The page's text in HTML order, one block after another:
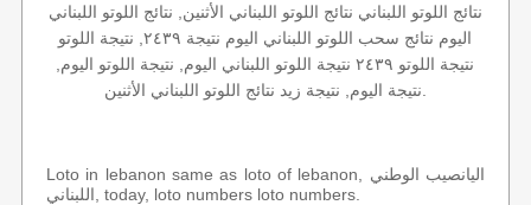
نتائج اللوتو اللبناني نتائج اللوتو اللبناني الأثنين, نتائج اللوتو اللبناني
اليوم نتائج سحب اللوتو اللبناني اليوم نتيجة ٢٤٣٩, نتيجة اللوتو
نتيجة اللوتو ٢٤٣٩ نتيجة اللوتو اللبناني اليوم, نتيجة اللوتو اليوم,
Loto in lebanon same as loto of lebanon, اليانصيب الوطني
اللبناني, today, loto numbers loto numbers.